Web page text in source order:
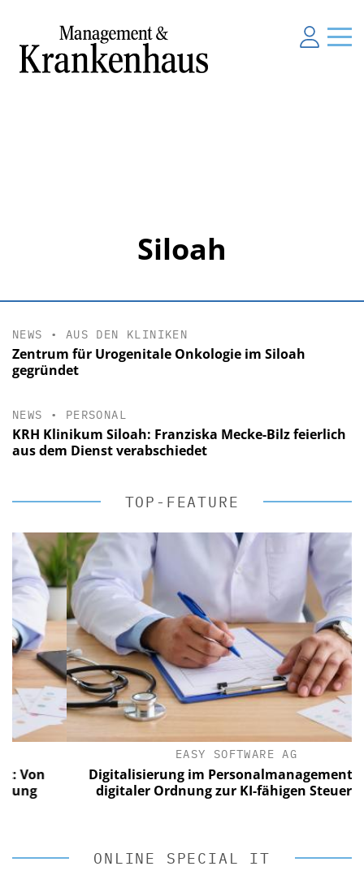
Siloah
NEWS • AUS DEN KLINIKEN
Zentrum für Urogenitale Onkologie im Siloah
gegründet
NEWS • PERSONAL
KRH Klinikum Siloah: Franziska Mecke-Bilz feierlich
aus dem Dienst verabschiedet
TOP-FEATURE
EASY SOFTWARE AG
Digitalisierung im Personalmanagement: Von
digitaler Ordnung zur KI-fähigen Steuerung
ONLINE SPECIAL IT